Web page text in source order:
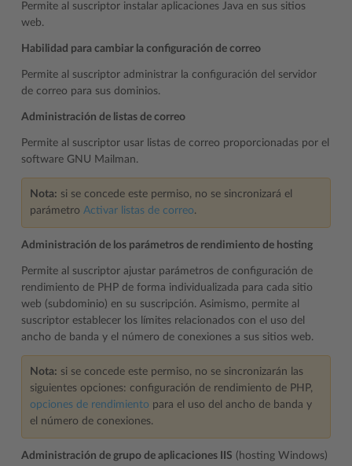
Permite al suscriptor instalar aplicaciones Java en sus sitios
web.
Habilidad para cambiar la configuración de correo
Permite al suscriptor administrar la configuración del servidor
de correo para sus dominios.
Administración de listas de correo
Permite al suscriptor usar listas de correo proporcionadas por el
software GNU Mailman.
Nota: si se concede este permiso, no se sincronizará el
parámetro Activar listas de correo.
Administración de los parámetros de rendimiento de hosting
Permite al suscriptor ajustar parámetros de configuración de
rendimiento de PHP de forma individualizada para cada sitio
web (subdominio) en su suscripción. Asimismo, permite al
suscriptor establecer los límites relacionados con el uso del
ancho de banda y el número de conexiones a sus sitios web.
Nota: si se concede este permiso, no se sincronizarán las
siguientes opciones: configuración de rendimiento de PHP,
opciones de rendimiento para el uso del ancho de banda y
el número de conexiones.
Administración de grupo de aplicaciones IIS (hosting Windows)